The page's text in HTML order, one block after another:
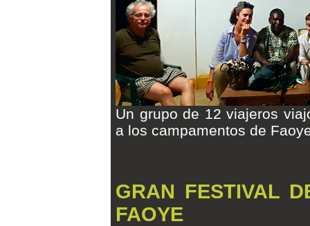
Un grupo de 12 viajeros
a los campamentos de
GRAN FESTIVAL
FAOYE